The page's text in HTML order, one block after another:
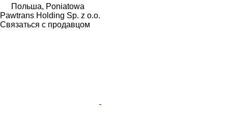
Польша, Poniatowa
Pawtrans Holding Sp. z o.o.
Связаться с продавцом